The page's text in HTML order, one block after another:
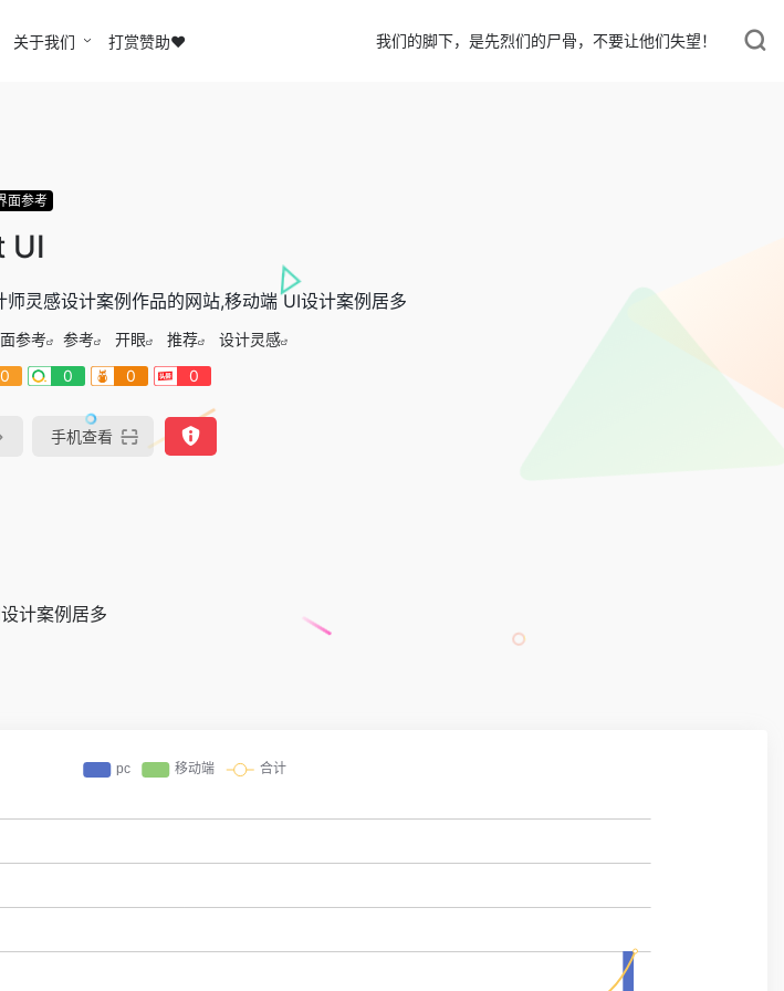
关于我们 打赏赞助❤️ 我们的脚下，是先烈们的尸骨，不要让他们失望！
面参考
UI
师灵感设计案例作品的网站,移动端 UI设计案例居多
参考 参考 开眼 推荐
设计灵感
0 0 0 0
手机查看
计案例居多